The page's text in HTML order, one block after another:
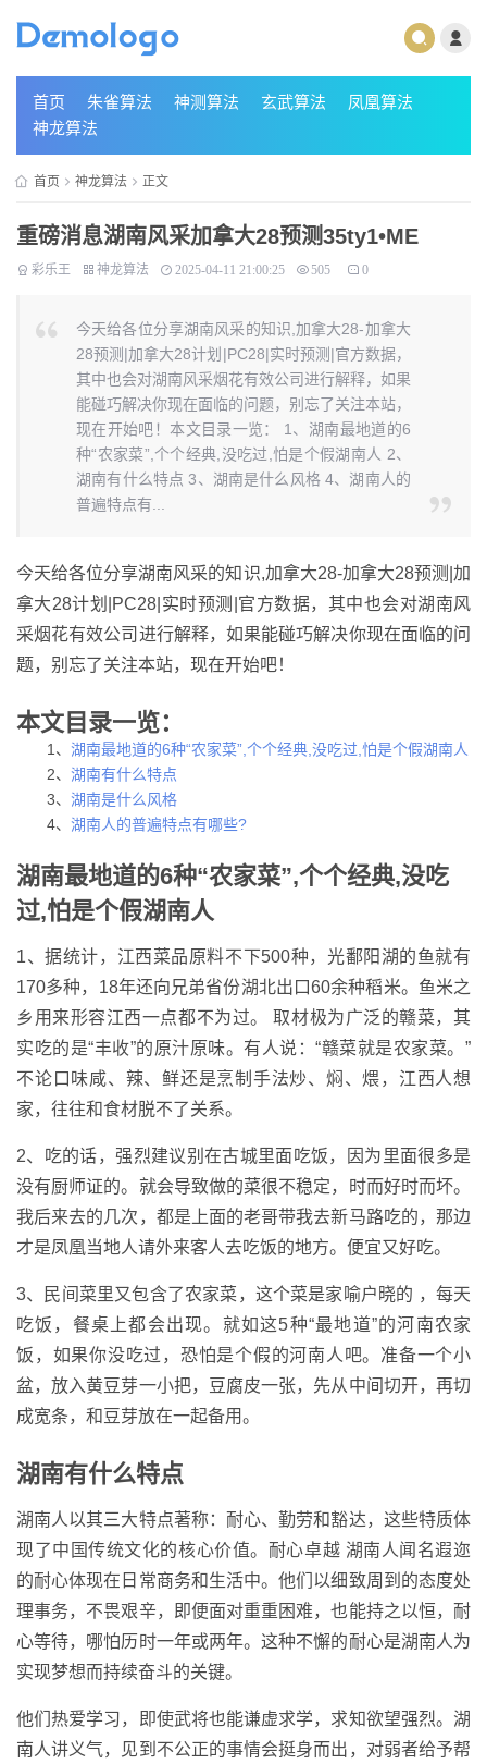
首页 朱雀算法 神测算法 玄武算法
凤凰算法
神龙算法
首页 神龙算法 正文
重磅消息湖南风采加拿大28预测35ty1 •ME
彩乐王 神龙算法 2025-04-11 21:00:25 505 0
今天给各位分享湖南风采的知识,加拿大28-加拿大
28预测|加拿大28计划|PC28|实时预测|官方数据，
其中也会对湖南风采烟花有效公司进行解释，如果
能碰巧解决你现在面临的问题，别忘了关注本站，
现在开始吧！本文目录一览： 1、湖南最地道的6
种“农家菜”,个个经典,没吃过,怕是个假湖南人 2、
湖南有什么特点 3、湖南是什么风格 4、湖南人的
普遍特点有...
今天给各位分享湖南风采的知识,加拿大28-加拿大28预测|加
拿大28计划|PC28|实时预测|官方数据，其中也会对湖南风
采烟花有效公司进行解释，如果能碰巧解决你现在面临的问
题，别忘了关注本站，现在开始吧！
本文目录一览：
1、 湖南最地道的6种“农家菜”,个个经典,没吃过,怕是个假湖南人
2、 湖南有什么特点
3、 湖南是什么风格
4、 湖南人的普遍特点有哪些?
湖南最地道的6种“农家菜”,个个经典,没吃
过,怕是个假湖南人
1、据统计，江西菜品原料不下500种，光鄱阳湖的鱼就有
170多种，18年还向兄弟省份湖北出口60余种稻米。鱼米之
乡用来形容江西一点都不为过。 取材极为广泛的赣菜，其
实吃的是“丰收”的原汁原味。有人说：“赣菜就是农家菜。”
不论口味咸、辣、鲜还是烹制手法炒、焖、煨，江西人想
家，往往和食材脱不了关系。
2、吃的话，强烈建议别在古城里面吃饭，因为里面很多是
没有厨师证的。就会导致做的菜很不稳定，时而好时而坏。
我后来去的几次，都是上面的老哥带我去新马路吃的，那边
才是凤凰当地人请外来客人去吃饭的地方。便宜又好吃。
3、民间菜里又包含了农家菜，这个菜是家喻户晓的 ，每天
吃饭，餐桌上都会出现。就如这5种“最地道”的河南农家
饭，如果你没吃过，恐怕是个假的河南人吧。准备一个小
盆，放入黄豆芽一小把，豆腐皮一张，先从中间切开，再切
成宽条，和豆芽放在一起备用。
湖南有什么特点
湖南人以其三大特点著称：耐心、勤劳和豁达，这些特质体
现了中国传统文化的核心价值。耐心卓越 湖南人闻名遐迩
的耐心体现在日常商务和生活中。他们以细致周到的态度处
理事务，不畏艰辛，即便面对重重困难，也能持之以恒，耐
心等待，哪怕历时一年或两年。这种不懈的耐心是湖南人为
实现梦想而持续奋斗的关键。
他们热爱学习，即使武将也能谦虚求学，求知欲望强烈。湖
南人讲义气，见到不公正的事情会挺身而出，对弱者给予帮